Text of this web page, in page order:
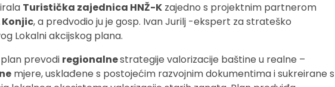
Turistička zajednica HNŽ-K zajedno s projektnim partnerom
, a predvodio ju je gosp. Ivan Jurilj -ekspert za strateško
Lokalni akcijskog plana.
plan prevodi regionalnestrategije valorizacije baštine u realne –
mjere, usklađene s postojećim razvojnim dokumentima i sukreirane s